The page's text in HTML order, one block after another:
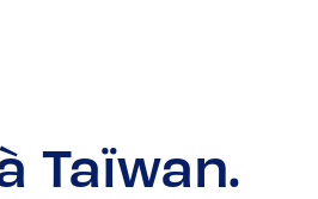
Taïwan.